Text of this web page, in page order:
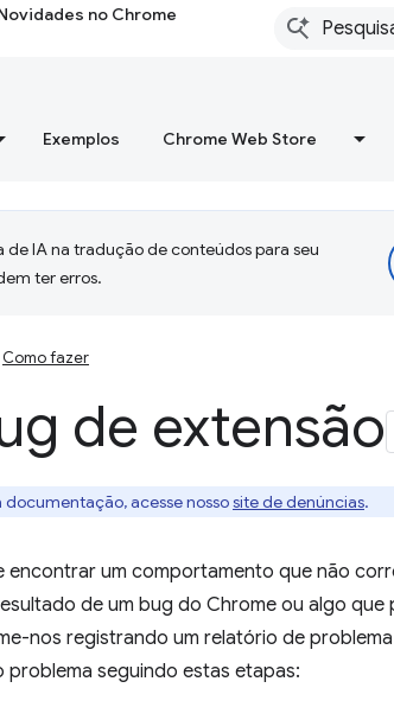
no Chrome
Exemplos Chrome Web Store
IA na tradução de conteúdos para seu
ter erros.
Como fazer
de extensão
acesse nossosite de denúncias.
encontrar um comportamento que não
de um bug do Chrome ou algo que
nos registrando um relatório de
seguindo estas etapas: